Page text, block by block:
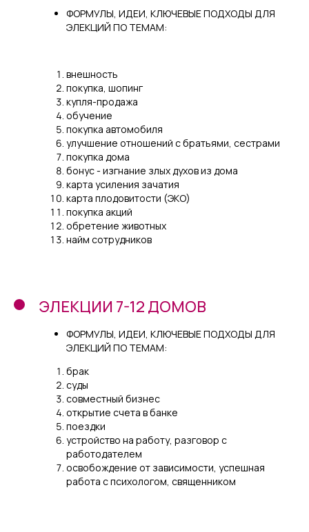
ФОРМУЛЫ, ИДЕИ, КЛЮЧЕВЫЕ ПОДХОДЫ ДЛЯ
ЭЛЕКЦИЙ ПО ТЕМАМ:
внешность
покупка, шопинг
купля-продажа
обучение
покупка автомобиля
улучшение отношений с братьями, сестрами
покупка дома
бонус - изгнание злых духов из дома
карта усиления зачатия
карта плодовитости (ЭКО)
покупка акций
обретение животных
найм сотрудников
ЭЛЕКЦИИ 7-12 ДОМОВ
ФОРМУЛЫ, ИДЕИ, КЛЮЧЕВЫЕ ПОДХОДЫ ДЛЯ
ЭЛЕКЦИЙ ПО ТЕМАМ:
брак
суды
совместный бизнес
открытие счета в банке
поездки
устройство на работу, разговор с
работодателем
освобождение от зависимости, успешная
работа с психологом, священником